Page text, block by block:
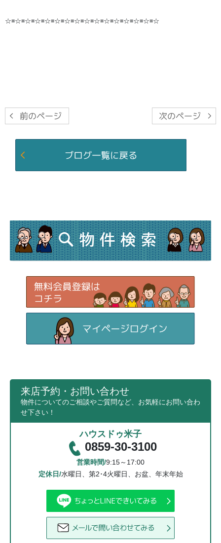
☆≡☆≡☆≡☆≡☆≡☆≡☆≡☆≡☆≡☆≡☆≡☆≡☆≡☆≡☆≡☆
来店予約・お問い合わせ
物件についてのご相談やご質問など、お気軽にお問い合わ
せ下さい！
ハウスドゥ米子
0859-30-3100
営業時間/9:15～17:00
定休日/水曜日、第2･4火曜日、お盆、年末年始